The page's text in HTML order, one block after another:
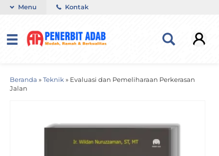
Menu Kontak
Beranda » Teknik » Evaluasi dan Pemeliharaan Perkerasan
Jalan